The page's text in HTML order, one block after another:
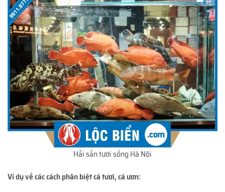
Hải sản tươi sống Hà Nội
Ví dụ về các cách phân biệt cá tươi, cá ươn: